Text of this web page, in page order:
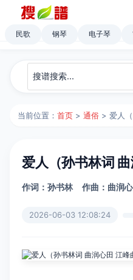
民歌 钢琴 电子琴
当前位置：首页 >通俗 > 爱人
爱人（孙书林词 曲
作词：孙书林 作曲：曲润
2026-06-03 12:08:24